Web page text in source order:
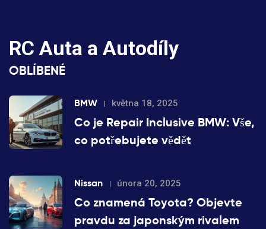
RC Auta a Autodíly
OBLÍBENÉ
BMW května 18, 2025
Co je Repair Inclusive BMW: Vše,
co potřebujete vědět
Nissan února 20, 2025
Co znamená Toyota? Objevte
pravdu za japonským rivalem